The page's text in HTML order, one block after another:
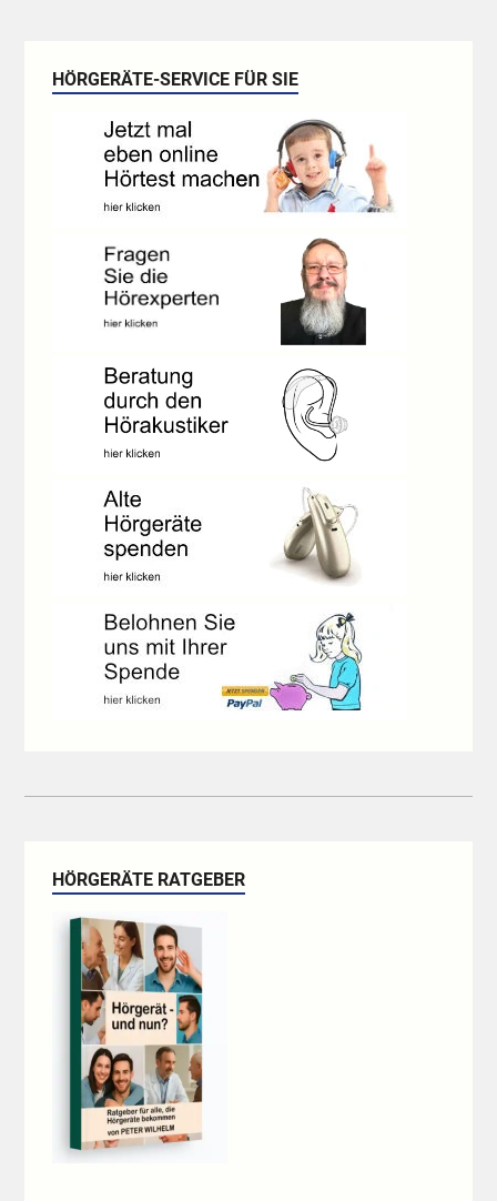
HÖRGERÄTE-SERVICE FÜR SIE
HÖRGERÄTE RATGEBER